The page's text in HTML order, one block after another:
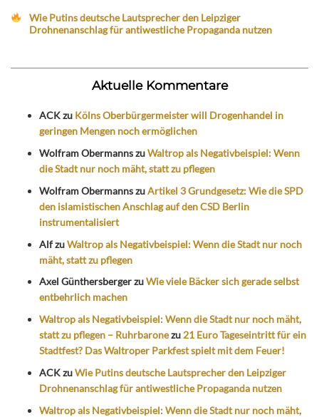
Wie Putins deutsche Lautsprecher den Leipziger
Drohnenanschlag für antiwestliche Propaganda nutzen
Aktuelle Kommentare
ACKzu Kölns Oberbürgermeister will Drogenhandel in
geringen Mengen noch ermöglichen
Wolfram ObermannszuWaltrop als Negativbeispiel: Wenn
die Stadt nur noch mäht, statt zu pflegen
Wolfram ObermannszuArtikel 3 Grundgesetz: Wie die SPD
den islamistischen Anschlag auf den CSD Berlin
instrumentalisiert
AlfzuWaltrop als Negativbeispiel: Wenn die Stadt nur noch
mäht, statt zu pflegen
Axel GünthersbergerzuWie viele Bäcker sich gerade selbst
entbehrlich machen
Waltrop als Negativbeispiel: Wenn die Stadt nur noch mäht,
statt zu pflegen – Ruhrbaronezu 21 Euro Tageseintritt für ein
Stadtfest? Das Waltroper Parkfest spielt mit dem Feuer!
ACKzuWie Putins deutsche Lautsprecher den Leipziger
Drohnenanschlag für antiwestliche Propaganda nutzen
Waltrop als Negativbeispiel: Wenn die Stadt nur noch mäht,